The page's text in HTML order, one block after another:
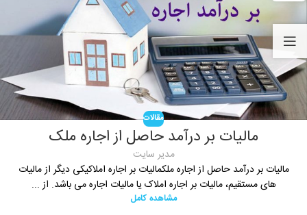
مقالات
مالیات بر درآمد حاصل از اجاره ملک
مدیر سایت
مالیات بر درآمد حاصل از اجاره ملکمالیات بر اجاره املاکیکی دیگر از مالیات
های مستقیم، مالیات بر اجاره املاک یا مالیات اجاره می باشد. از ...
مشاهده کامل